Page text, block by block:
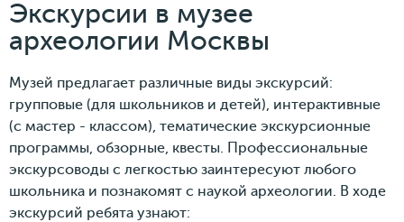
Экскурсии в музее
археологии Москвы
Музей предлагает различные виды экскурсий:
групповые (для школьников и детей), интерактивные
(с мастер - классом), тематические экскурсионные
программы, обзорные, квесты. Профессиональные
экскурсоводы с легкостью заинтересуют любого
школьника и познакомят с наукой археологии. В ходе
экскурсий ребята узнают: